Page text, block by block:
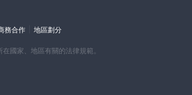
務合作 地區劃分
國家、地區有關的法律規範。